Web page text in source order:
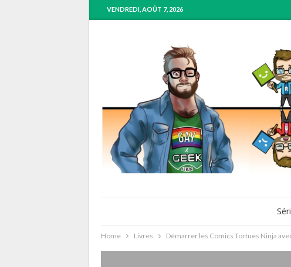
VENDREDI, AOÛT 7, 2026
Home Livres Démarrer les Comics Tortues Ninja